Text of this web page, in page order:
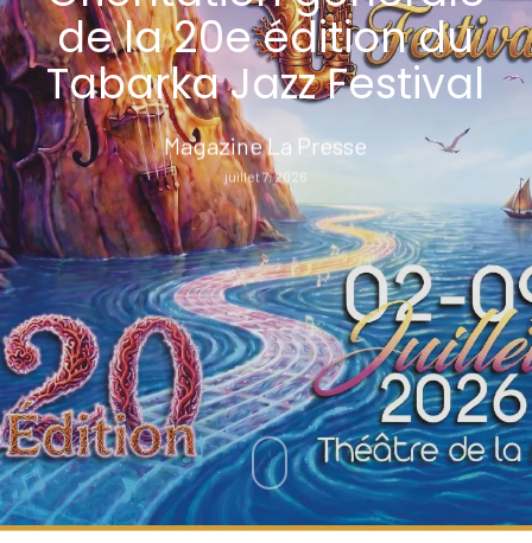
de la 20e édition du
Tabarka Jazz Festival
Magazine La Presse
juillet 7, 2026